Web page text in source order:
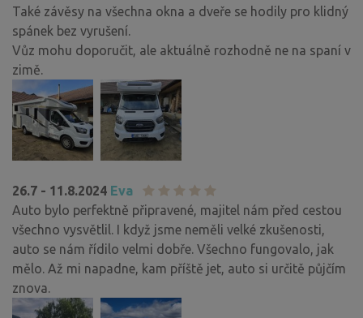
Také závěsy na všechna okna a dveře se hodily pro klidný
spánek bez vyrušení.
Vůz mohu doporučit, ale aktuálně rozhodně ne na spaní v
zimě.
26.7 - 11.8.2024 Eva
Auto bylo perfektně připravené, majitel nám před cestou
všechno vysvětlil. I když jsme neměli velké zkušenosti,
auto se nám řídilo velmi dobře. Všechno fungovalo, jak
mělo. Až mi napadne, kam příště jet, auto si určitě půjčím
znova.